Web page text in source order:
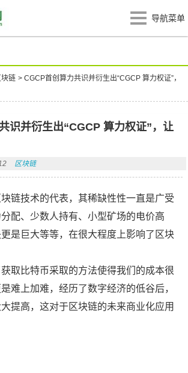
导航菜单
块链 >CGCP首创算力共识并衍生出“CGCP 算力权证”，
识并衍生出“CGCP 算力权证”，让
区块链
链技术的代表，其稀缺性性一直是广受
配、少数人持有、小型矿场的电价高
是巨大等等，在很大程度上影响了区块
取比特币采取的方法使得我们的成本很
难上加难，经历了数字经济的低谷后，
提高，这对于区块链的未来商业化应用